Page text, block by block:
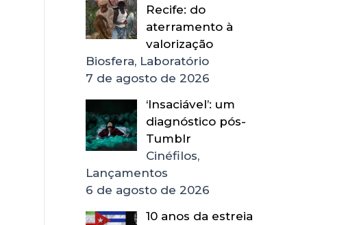
Recife: do
aterramento à
valorização
Biosfera, Laboratório
7 de agosto de 2026
‘Insaciável’: um
diagnóstico pós-
Tumblr
Cinéfilos,
Lançamentos
6 de agosto de 2026
10 anos da estreia